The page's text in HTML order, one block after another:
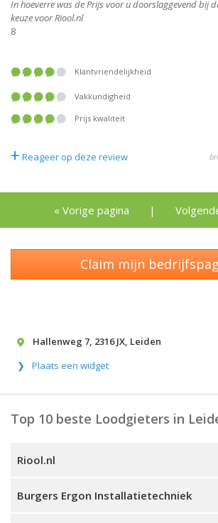
In hoeverre was de Prijs voor u doorslaggevend bij
keuze voor Riool.nl
8
Klantvriendelijkheid
Vakkundigheid
Prijs kwaliteit
+ Reageer op deze review
« Vorige pagina |
Claim mijn
Hallenweg 7, 2316 JX, Leiden
Plaats een widget
Top 10 beste Loodgieters in
Riool.nl
Burgers Ergon Installatietechniek